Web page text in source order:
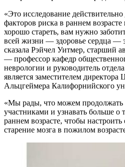
«Это исследование
факторов риска в раннем
хорошо стареть, вам нужно
всей жизни — здоровье сердца —
сказала Рэйчел Уитмер, старший
— профессор кафедр
неврологии и руководитель
является заместителем директора
Альцгеймера Калифорнийского
«Мы рады, что можем продолжать
участниками и узнавать больше о
раннем возрасте, чтобы настроить
старение мозга в пожилом